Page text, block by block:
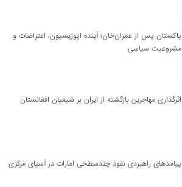
پاکستان پس از عمران‌خان؛ آینده اپوزیسیون، اعتراضات و
مشروعیت سیاسی
اثرگذاری مهاجرین بازگشته از ایران بر شیعیان افغانستان
پیامدهای راهبردی نفوذ چندسطحی امارات در آسیای مرکزی